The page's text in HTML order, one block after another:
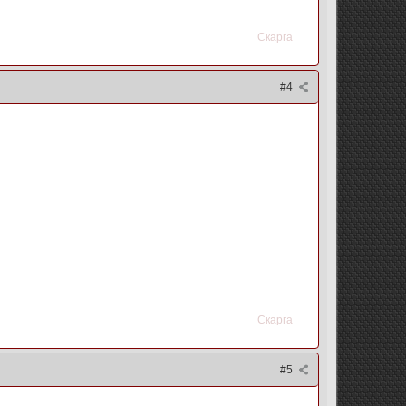
Скарга
#4
Скарга
#5